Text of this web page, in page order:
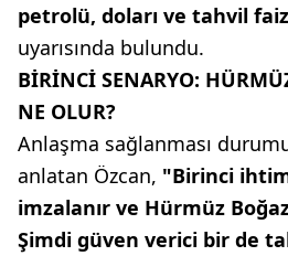
petrolü, doları ve tahvil
uyarısında bulundu.
BİRİNCİ SENARYO:
NE OLUR?
Anlaşma sağlanması
anlatan Özcan, "Birinci
imzalanır ve Hürmüz
Şimdi güven verici bir de